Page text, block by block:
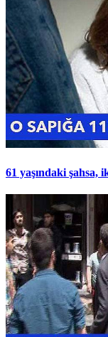
61 yaşındaki şahsa,